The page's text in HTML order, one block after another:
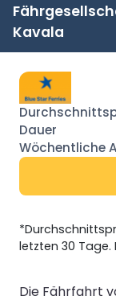
Kavala
letzten 30 Tage.
Die Fährfahrt